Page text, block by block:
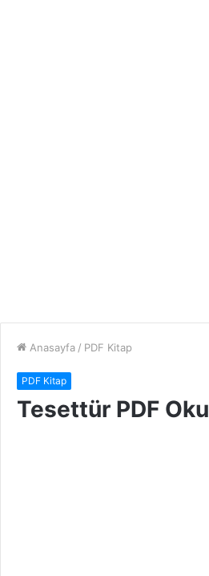
Anasayfa / PDF Kitap
PDF Kitap
Tesettür PDF Oku